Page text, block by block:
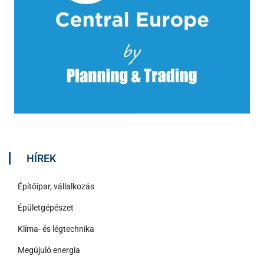
HÍREK
Építőipar, vállalkozás
Épületgépészet
Klíma- és légtechnika
Megújuló energia